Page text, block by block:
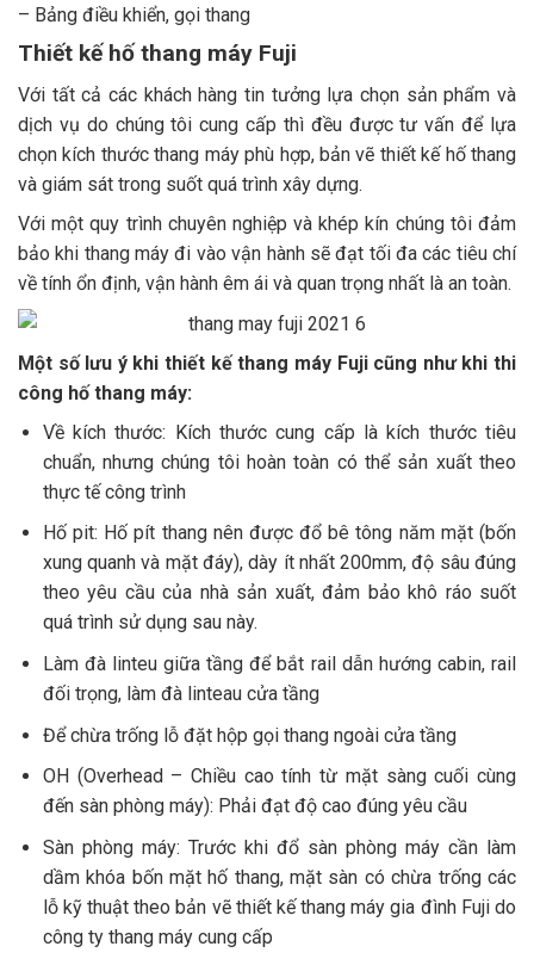
– Bảng điều khiển, gọi thang
Thiết kế hố thang máy Fuji
Với tất cả các khách hàng tin tưởng lựa chọn sản phẩm và
dịch vụ do chúng tôi cung cấp thì đều được tư vấn để lựa
chọn kích thước thang máy phù hợp, bản vẽ thiết kế hố thang
và giám sát trong suốt quá trình xây dựng.
Với một quy trình chuyên nghiệp và khép kín chúng tôi đảm
bảo khi thang máy đi vào vận hành sẽ đạt tối đa các tiêu chí
về tính ổn định, vận hành êm ái và quan trọng nhất là an toàn.
Một số lưu ý khi thiết kế thang máy Fuji cũng như khi thi
công hố thang máy:
Về kích thước: Kích thước cung cấp là kích thước tiêu
chuẩn, nhưng chúng tôi hoàn toàn có thể sản xuất theo
thực tế công trình
Hố pit: Hố pít thang nên được đổ bê tông năm mặt (bốn
xung quanh và mặt đáy), dày ít nhất 200mm, độ sâu đúng
theo yêu cầu của nhà sản xuất, đảm bảo khô ráo suốt
quá trình sử dụng sau này.
Làm đà linteu giữa tầng để bắt rail dẫn hướng cabin, rail
đối trọng, làm đà linteau cửa tầng
Để chừa trống lỗ đặt hộp gọi thang ngoài cửa tầng
OH (Overhead – Chiều cao tính từ mặt sàng cuối cùng
đến sàn phòng máy): Phải đạt độ cao đúng yêu cầu
Sàn phòng máy: Trước khi đổ sàn phòng máy cần làm
dầm khóa bốn mặt hố thang, mặt sàn có chừa trống các
lỗ kỹ thuật theo bản vẽ thiết kế thang máy gia đình Fuji do
công ty thang máy cung cấp